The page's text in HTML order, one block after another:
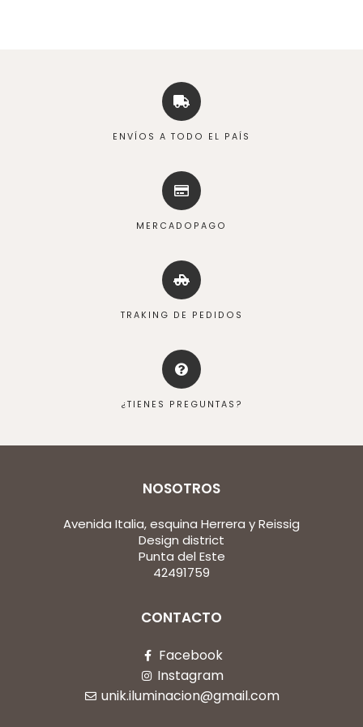
ENVÍOS A TODO EL PAÍS
MERCADOPAGO
TRAKING DE PEDIDOS
¿TIENES PREGUNTAS?
NOSOTROS
Avenida Italia, esquina Herrera y Reissig
Design district
Punta del Este
42491759
CONTACTO
Facebook
Instagram
unik.iluminacion@gmail.com